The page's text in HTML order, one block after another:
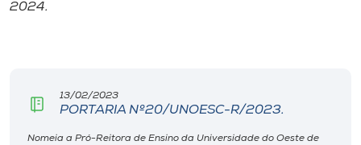
Editora
2024.
13/02/2023
PORTARIA Nº20/UNOESC-R/2023.
Nomeia a Pró-Reitora de Ensino da Universidade do Oeste de